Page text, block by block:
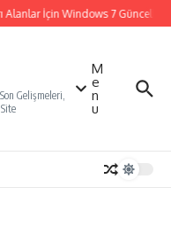
İçin Windows 7
Gelişmeleri,
M
e
n
u